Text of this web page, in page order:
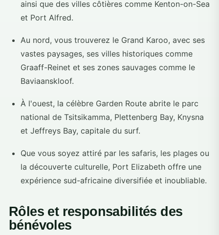
ainsi que des villes côtières comme Kenton-on-Sea
et Port Alfred.
Au nord, vous trouverez le Grand Karoo, avec ses
vastes paysages, ses villes historiques comme
Graaff-Reinet et ses zones sauvages comme le
Baviaanskloof.
À l'ouest, la célèbre Garden Route abrite le parc
national de Tsitsikamma, Plettenberg Bay, Knysna
et Jeffreys Bay, capitale du surf.
Que vous soyez attiré par les safaris, les plages ou
la découverte culturelle, Port Elizabeth offre une
expérience sud-africaine diversifiée et inoubliable.
Rôles et responsabilités des
bénévoles